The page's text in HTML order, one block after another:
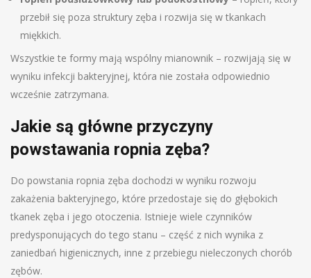
przebił się poza struktury zęba i rozwija się w tkankach
miękkich.
Wszystkie te formy mają wspólny mianownik – rozwijają się w
wyniku infekcji bakteryjnej, która nie została odpowiednio
wcześnie zatrzymana.
Jakie są główne przyczyny
powstawania ropnia zęba?
Do powstania ropnia zęba dochodzi w wyniku rozwoju
zakażenia bakteryjnego, które przedostaje się do głębokich
tkanek zęba i jego otoczenia. Istnieje wiele czynników
predysponujących do tego stanu – część z nich wynika z
zaniedbań higienicznych, inne z przebiegu nieleczonych chorób
zębów.